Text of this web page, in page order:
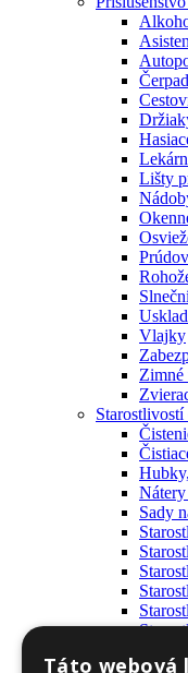
Lišty
Vlajky
Sady
Táto webová